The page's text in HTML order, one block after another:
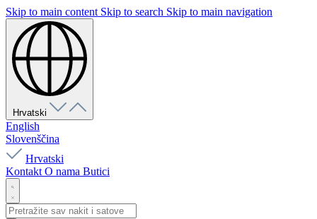
Skip to main content Skip to search Skip to main navigation
Hrvatski
English
Slovenščina
Hrvatski
Kontakt O nama Butici